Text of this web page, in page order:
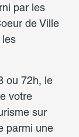
par les
de Ville
les
ou 72h, le
votre
sur
parmi une